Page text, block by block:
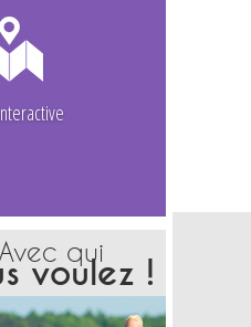
Avec qui
voulez !